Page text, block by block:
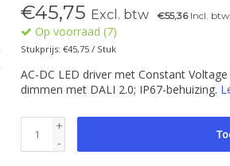
€45,75 Excl. btw €55,36Incl. btw
Op voorraad (7)
Stukprijs: €45,75 / Stuk
AC-DC LED driver met Constant
dimmen met DALI 2.0; IP67-behuizing.
+
-